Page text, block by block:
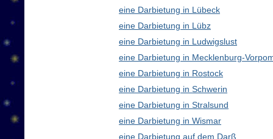
eine Darbietung in Lübeck
eine Darbietung in Lübz
eine Darbietung in Ludwigslust
eine Darbietung in Mecklenburg-
eine Darbietung in Rostock
eine Darbietung in Schwerin
eine Darbietung in Stralsund
eine Darbietung in Wismar
eine Darbietung auf dem Darß